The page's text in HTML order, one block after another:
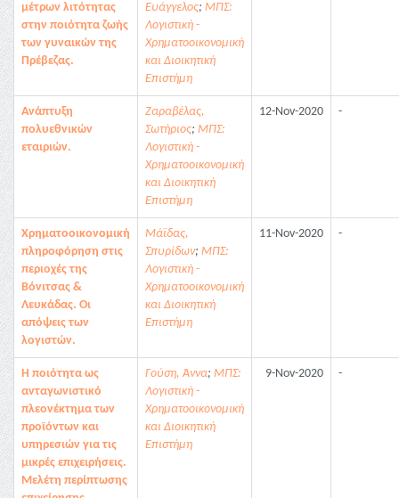
μέτρων λιτότητας
στην ποιότητα ζωής
των γυναικών της
Πρέβεζας.
Ευάγγελος; ΜΠΣ:
Λογιστική -
Χρηματοοικονομική
και Διοικητική
Επιστήμη
Ανάπτυξη
πολυεθνικών
εταιριών.
Ζαραβέλας,
Σωτήριος; ΜΠΣ:
Λογιστική -
Χρηματοοικονομική
και Διοικητική
Επιστήμη
12-Nov-2020 -
Χρηματοοικονομική
πληροφόρηση στις
περιοχές της
Βόνιτσας &
Λευκάδας. Οι
απόψεις των
λογιστών.
Μάϊδας,
Σπυρίδων; ΜΠΣ:
Λογιστική -
Χρηματοοικονομική
και Διοικητική
Επιστήμη
11-Nov-2020 -
Η ποιότητα ως
ανταγωνιστικό
πλεονέκτημα των
προϊόντων και
υπηρεσιών για τις
μικρές επιχειρήσεις.
Μελέτη περίπτωσης
Γούση, Άννα; ΜΠΣ:
Λογιστική -
Χρηματοοικονομική
και Διοικητική
Επιστήμη
9-Nov-2020 -